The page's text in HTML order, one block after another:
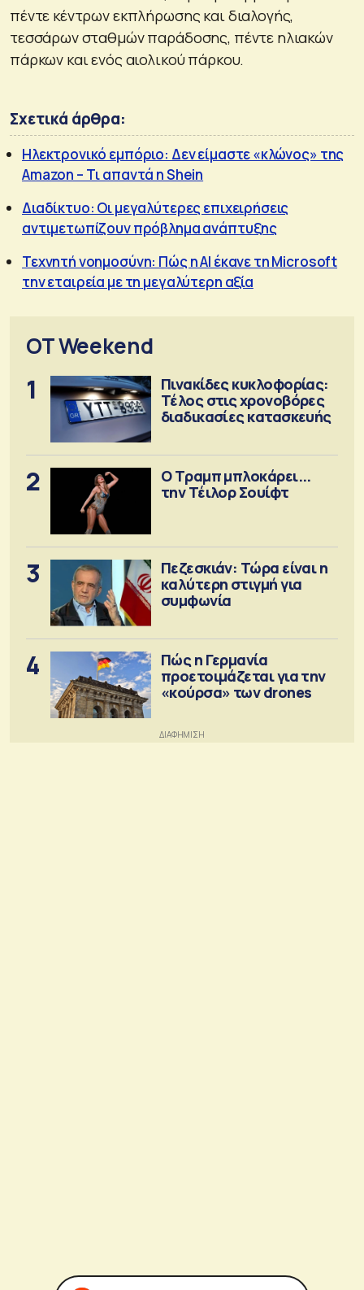
πέντε κέντρων εκπλήρωσης και διαλογής,
τεσσάρων σταθμών παράδοσης, πέντε ηλιακών
πάρκων και ενός αιολικού πάρκου.
Σχετικά άρθρα:
Ηλεκτρονικό εμπόριο: Δεν είμαστε «κλώνος» της
Amazon – Tι απαντά η Shein
Διαδίκτυο: Οι μεγαλύτερες επιχειρήσεις
αντιμετωπίζουν πρόβλημα ανάπτυξης
Τεχνητή νοημοσύνη: Πώς η AI έκανε τη Microsoft
την εταιρεία με τη μεγαλύτερη αξία
OT Weekend
1
Πινακίδες κυκλοφορίας:
Τέλος στις χρονοβόρες
διαδικασίες κατασκευής
2
Ο Τραμπ μπλοκάρει...
την Τέιλορ Σουίφτ
3
Πεζεσκιάν: Τώρα είναι η
καλύτερη στιγμή για
συμφωνία
4
Πώς η Γερμανία
προετοιμάζεται για την
«κούρσα» των drones